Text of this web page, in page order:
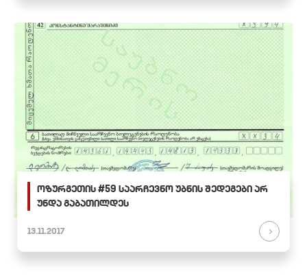
ოზურგეთის #59 საარჩევნო უბნის შედეგები არ
უნდა გაბათილდეს
13.11.2017